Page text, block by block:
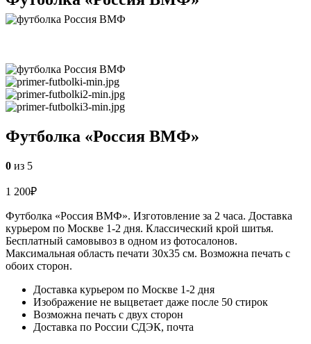
Футболка «Россия ВМФ»
0 из 5
1 200₽
Футболка «Россия ВМФ». Изготовление за 2 часа. Доставка
курьером по Москве 1-2 дня. Классический крой шитья.
Бесплатный самовывоз в одном из фотосалонов.
Максимальная область печати 30х35 см. Возможна печать с
обоих сторон.
Доставка курьером по Москве 1-2 дня
Изображение не выцветает даже после 50 стирок
Возможна печать с двух сторон
Доставка по России СДЭК, почта